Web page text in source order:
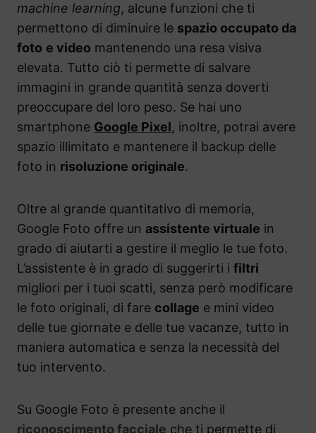
machine learning, alcune funzioni che ti
permettono di diminuire le spazio occupato da
foto e video mantenendo una resa visiva
elevata. Tutto ciò ti permette di salvare
immagini in grande quantità senza doverti
preoccupare del loro peso. Se hai uno
smartphone Google Pixel, inoltre, potrai avere
spazio illimitato e mantenere il backup delle
foto in risoluzione originale.
Oltre al grande quantitativo di memoria,
Google Foto offre un assistente virtuale in
grado di aiutarti a gestire il meglio le tue foto.
L’assistente è in grado di suggerirti i filtri
migliori per i tuoi scatti, senza però modificare
le foto originali, di fare collage e mini video
delle tue giornate e delle tue vacanze, tutto in
maniera automatica e senza la necessità del
tuo intervento.
Su Google Foto è presente anche il
riconoscimento facciale che ti permette di